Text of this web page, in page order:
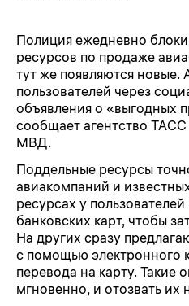
Полиция ежедневно
ресурсов по продаже
тут же появляются
пользователей через
объявления о «выгодных
сообщает агентство
МВД.
Поддельные ресурсы
авиакомпаний и
ресурсах у
банковских карт, чтобы
На других сразу
с помощью электронного
перевода на карту. Такие
мгновенно, и отозвать их